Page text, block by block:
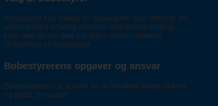
Arvingerne kan vælge en bobestyrer, som oftest er en
advokat med erfaring indenfor dødsbobehandling.
Hvis arvingerne ikke kan blive enige, udpeger
skifteretten en bobestyrer.
Bobestyrerens opgaver og ansvar
Bobestyreren har ansvar for at håndtere boets aktiver
og gæld, herunder: